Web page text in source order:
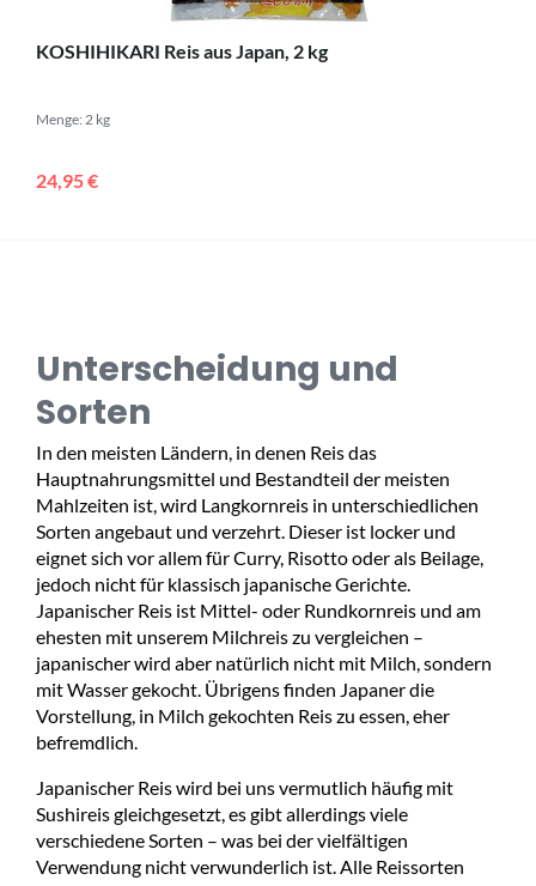
KOSHIHIKARI Reis aus Japan, 2 kg
Menge: 2 kg
24,95 €
Unterscheidung und
Sorten
In den meisten Ländern, in denen Reis das
Hauptnahrungsmittel und Bestandteil der meisten
Mahlzeiten ist, wird Langkornreis in unterschiedlichen
Sorten angebaut und verzehrt. Dieser ist locker und
eignet sich vor allem für Curry, Risotto oder als Beilage,
jedoch nicht für klassisch japanische Gerichte.
Japanischer Reis ist Mittel- oder Rundkornreis und am
ehesten mit unserem Milchreis zu vergleichen –
japanischer wird aber natürlich nicht mit Milch, sondern
mit Wasser gekocht. Übrigens finden Japaner die
Vorstellung, in Milch gekochten Reis zu essen, eher
befremdlich.
Japanischer Reis wird bei uns vermutlich häufig mit
Sushireis gleichgesetzt, es gibt allerdings viele
verschiedene Sorten – was bei der vielfältigen
Verwendung nicht verwunderlich ist. Alle Reissorten